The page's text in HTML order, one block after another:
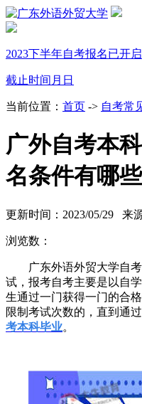
2023下半年自考报名已开启
截止时间 月 日
当前位置： 首页 -> 自考常
广外自考本
名条件有哪
更新时间：2023/05/29 来
浏览数：
广东外语外贸大学自
试，报考自考主要是以自
生通过一门获得一门的合
限制考试次数的，直到通
考本科毕业。